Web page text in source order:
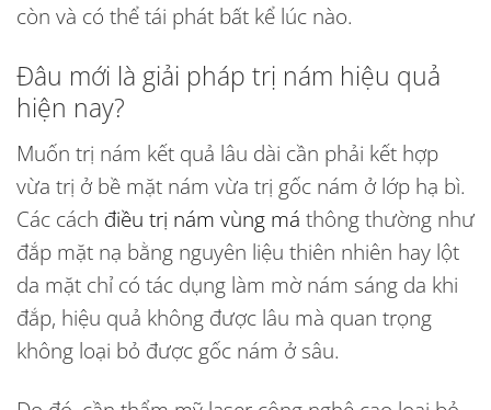
còn và có thể tái phát bất kể lúc nào.
Đâu mới là giải pháp trị nám hiệu quả
hiện nay?
Muốn trị nám kết quả lâu dài cần phải kết hợp
vừa trị ở bề mặt nám vừa trị gốc nám ở lớp hạ bì.
Các cách điều trị nám vùng má thông thường như
đắp mặt nạ bằng nguyên liệu thiên nhiên hay lột
da mặt chỉ có tác dụng làm mờ nám sáng da khi
đắp, hiệu quả không được lâu mà quan trọng
không loại bỏ được gốc nám ở sâu.